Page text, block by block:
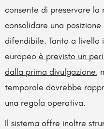
consente di preservare
consolidare una
difendibile. Tanto a
europeo è previsto un
dalla prima divulgazione,
temporale dovrebbe
una regola operativa.
Il sistema offre inoltre